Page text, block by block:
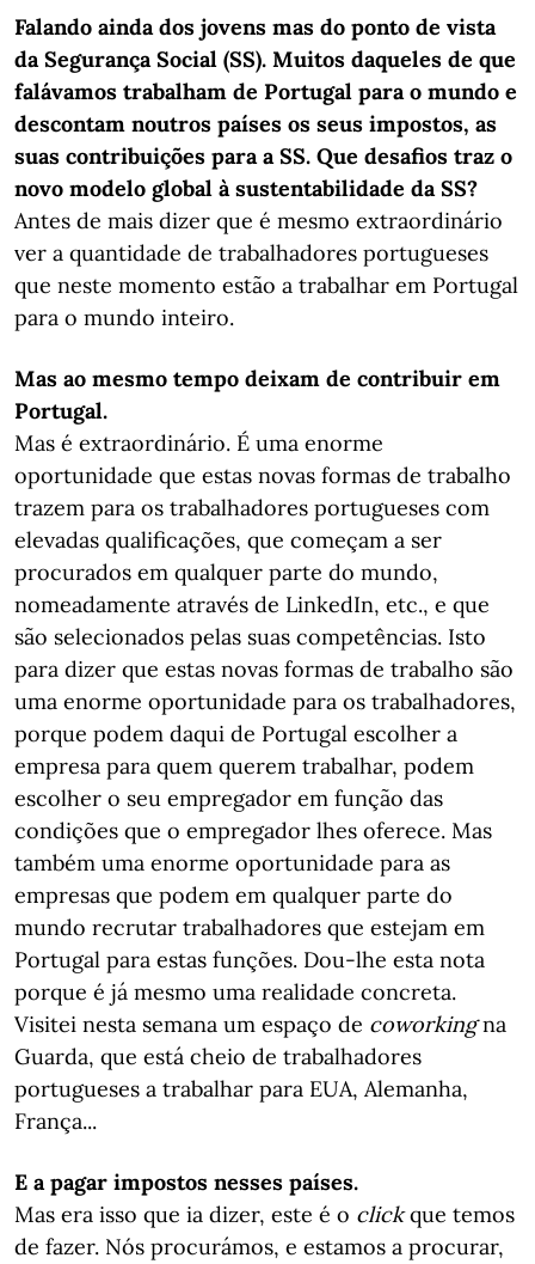
Falando ainda dos jovens mas do ponto de vista
da Segurança Social (SS). Muitos daqueles de que
falávamos trabalham de Portugal para o mundo e
descontam noutros países os seus impostos, as
suas contribuições para a SS. Que desafios traz o
novo modelo global à sustentabilidade da SS?
Antes de mais dizer que é mesmo extraordinário
ver a quantidade de trabalhadores portugueses
que neste momento estão a trabalhar em Portugal
para o mundo inteiro.
Mas ao mesmo tempo deixam de contribuir em
Portugal.
Mas é extraordinário. É uma enorme
oportunidade que estas novas formas de trabalho
trazem para os trabalhadores portugueses com
elevadas qualificações, que começam a ser
procurados em qualquer parte do mundo,
nomeadamente através de LinkedIn, etc., e que
são selecionados pelas suas competências. Isto
para dizer que estas novas formas de trabalho são
uma enorme oportunidade para os trabalhadores,
porque podem daqui de Portugal escolher a
empresa para quem querem trabalhar, podem
escolher o seu empregador em função das
condições que o empregador lhes oferece. Mas
também uma enorme oportunidade para as
empresas que podem em qualquer parte do
mundo recrutar trabalhadores que estejam em
Portugal para estas funções. Dou-lhe esta nota
porque é já mesmo uma realidade concreta.
Visitei nesta semana um espaço de coworkingna
Guarda, que está cheio de trabalhadores
portugueses a trabalhar para EUA, Alemanha,
França...
E a pagar impostos nesses países.
Mas era isso que ia dizer, este é o clickque temos
de fazer. Nós procurámos, e estamos a procurar,